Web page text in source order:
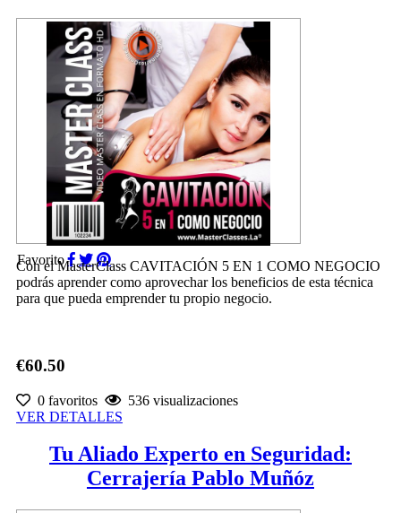
Favorito
Con el MasterClass CAVITACIÓN 5 EN 1 COMO NEGOCIO
podrás aprender como aprovechar los beneficios de esta técnica
para que pueda emprender tu propio negocio.
€60.50
0 favoritos
536 visualizaciones
VER DETALLES
Tu Aliado Experto en Seguridad:
Cerrajería Pablo Muñóz